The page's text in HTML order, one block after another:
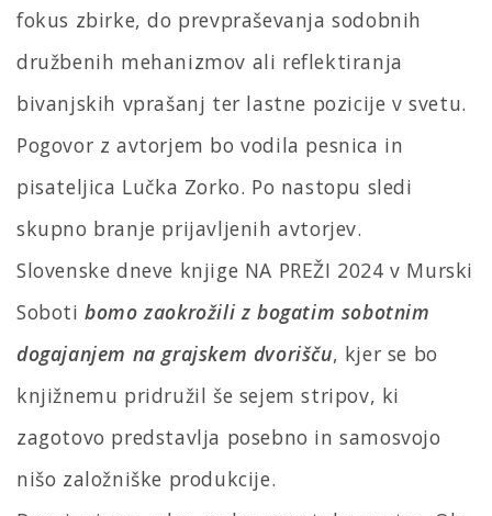
fokus zbirke, do prevpraševanja sodobnih
družbenih mehanizmov ali reflektiranja
bivanjskih vprašanj ter lastne pozicije v svetu.
Pogovor z avtorjem bo vodila pesnica in
pisateljica Lučka Zorko. Po nastopu sledi
skupno branje prijavljenih avtorjev.
Slovenske dneve knjige NA PREŽI 2024 v Murski
Sobotibomo zaokrožili z bogatim sobotnim
dogajanjem na grajskem dvorišču, kjer se bo
knjižnemu pridružil še sejem stripov, ki
zagotovo predstavlja posebno in samosvojo
nišo založniške produkcije.